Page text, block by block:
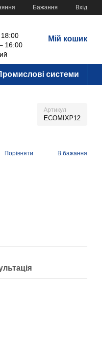
Бажання Вхід
16:00
Мій кошик
системи
Артикул
ECOMIXP12
Порівняти В бажання